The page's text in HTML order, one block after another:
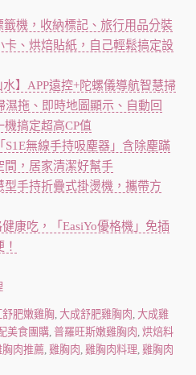
籤機，收納標記、旅行用品分裝
卡、烘焙貼紙，自己輕鬆搞定設
水】APP遠控+陀螺儀導航智慧掃
濕拖、即時地圖顯示、自動回
搞定超高CP值
S1E無線手持吸塵器」含除塵蹣
間，居家清潔好幫手
型手持折疊式掛燙機，攜帶方
康吃，「EasiYo優格機」免插
肥嫩雞胸 , 大成舒肥雞胸肉 , 大成雞
美食團購, 普羅旺斯嫩雞胸肉 , 烘焙料
肉推薦, 雞胸肉 , 雞胸肉料理, 雞胸肉